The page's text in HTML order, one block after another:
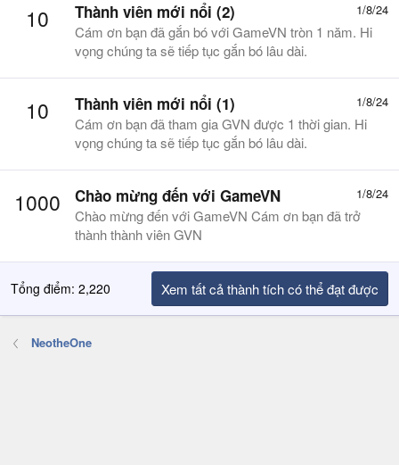
10 1/8/24
Thành viên mới nổi (2)
Cám ơn bạn đã gắn bó với GameVN tròn 1 năm. Hi
vọng chúng ta sẽ tiếp tục gắn bó lâu dài.
10 1/8/24
Thành viên mới nổi (1)
Cám ơn bạn đã tham gia GVN được 1 thời gian. Hi
vọng chúng ta sẽ tiếp tục gắn bó lâu dài.
1000 1/8/24
Chào mừng đến với GameVN
Chào mừng đến với GameVN Cám ơn bạn đã trở
thành thành viên GVN
Tổng điểm: 2,220 Xem tất cả thành tích có thể đạt được
NeotheOne